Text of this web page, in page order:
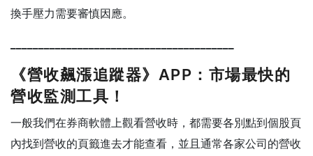
換手壓力需要審慎因應。
《營收飆漲追蹤器》APP：市場最快的
營收監測工具！
一般我們在券商軟體上觀看營收時，都需要各別點到個股頁
內找到營收的頁籤進去才能查看，並且通常各家公司的營收